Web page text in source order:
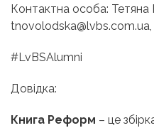
Контактна особа: Тетяна
tnovolodska@lvbs.com.ua,
#LvBSAlumni
Довідка:
Книга Реформ – це